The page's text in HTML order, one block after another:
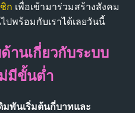
ก เพื่อเข้ามาร่วมสร้างสังคม
พร้อมกับเราได้เลยวันนี้
านเกี่ยวกับระบบ
มีขั้นต่ำ
มพันเริ่มต้นกี่บาทและ